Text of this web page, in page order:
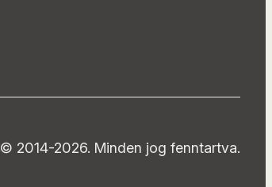
© 2014-2026. Minden jog fenntartva.